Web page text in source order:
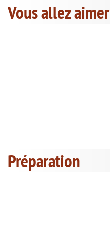
Vous allez aimer
Préparation